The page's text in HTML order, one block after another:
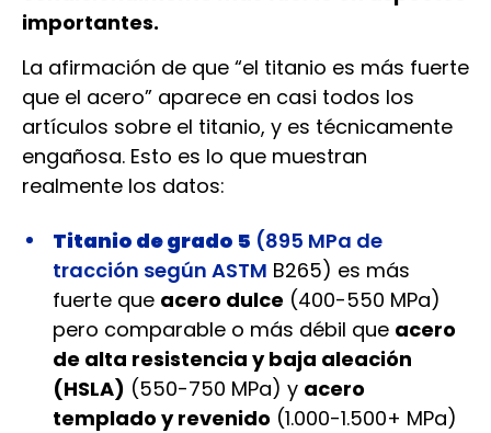
importantes.
La afirmación de que “el titanio es más fuerte
que el acero” aparece en casi todos los
artículos sobre el titanio, y es técnicamente
engañosa. Esto es lo que muestran
realmente los datos:
Titanio de grado 5 (895 MPa de
tracción según ASTM B265) es más
fuerte que acero dulce (400-550 MPa)
pero comparable o más débil que acero
de alta resistencia y baja aleación
(HSLA) (550-750 MPa) y acero
templado y revenido (1.000-1.500+ MPa)